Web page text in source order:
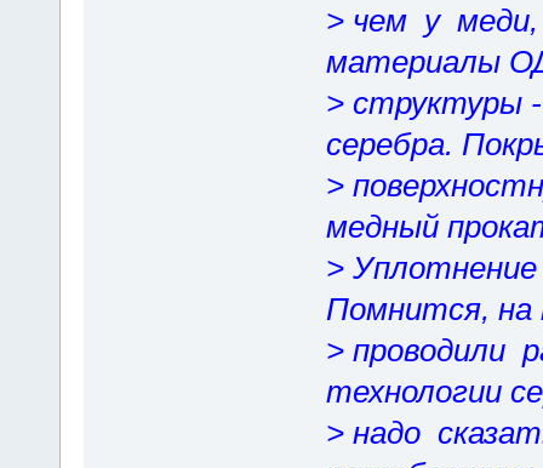
> чем у
материалы
> структуры
серебра.
>
медный
>
Помнится, на
> проводили
технологии
> надо